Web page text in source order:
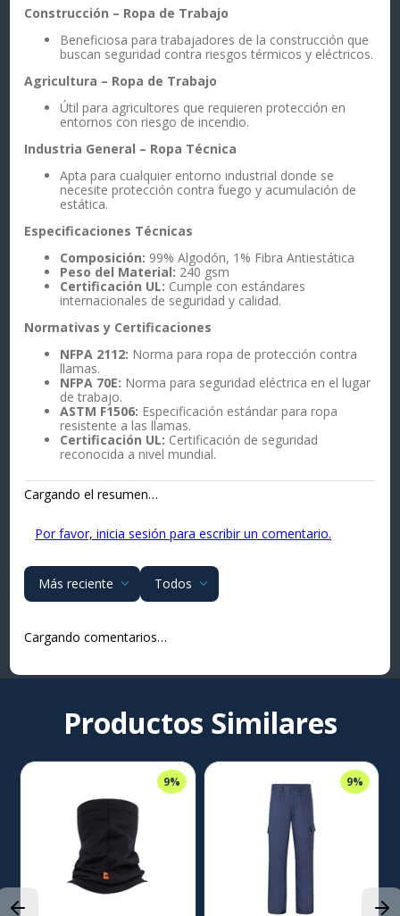
Construcción – Ropa de Trabajo
Beneficiosa para trabajadores de la construcción que
buscan seguridad contra riesgos térmicos y eléctricos.
Agricultura – Ropa de Trabajo
Útil para agricultores que requieren protección en
entornos con riesgo de incendio.
Industria General – Ropa Técnica
Apta para cualquier entorno industrial donde se
necesite protección contra fuego y acumulación de
estática.
Especificaciones Técnicas
Composición: 99% Algodón, 1% Fibra Antiestática
Peso del Material: 240 gsm
Certificación UL: Cumple con estándares
internacionales de seguridad y calidad.
Normativas y Certificaciones
NFPA 2112: Norma para ropa de protección contra
llamas.
NFPA 70E: Norma para seguridad eléctrica en el lugar
de trabajo.
ASTM F1506: Especificación estándar para ropa
resistente a las llamas.
Certificación UL: Certificación de seguridad
reconocida a nivel mundial.
Cargando el resumen…
Por favor, inicia sesión para escribir un comentario.
Más reciente Todos
Cargando comentarios…
Productos Similares
9% 9%